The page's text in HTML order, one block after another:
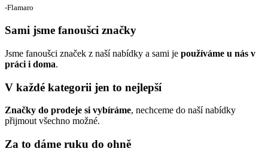
‐Flamaro
Sami jsme fanoušci značky
Jsme fanoušci značek z naší nabídky a sami je používáme u nás v
práci i doma.
V každé kategorii jen to nejlepší
Značky do prodeje si vybíráme, nechceme do naší nabídky
přijmout všechno možné.
Za to dáme ruku do ohně